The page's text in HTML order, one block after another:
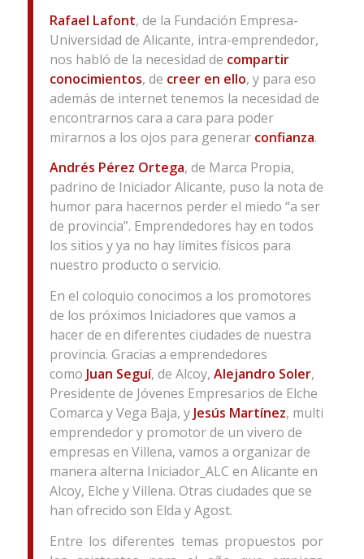
Rafael Lafont, de la Fundación Empresa-
Universidad de Alicante, intra-emprendedor,
nos habló de la necesidad de compartir
conocimientos, de creer en ello, y para eso
además de internet tenemos la necesidad de
encontrarnos cara a cara para poder
mirarnos a los ojos para generar confianza.
Andrés Pérez Ortega, de Marca Propia,
padrino de Iniciador Alicante, puso la nota de
humor para hacernos perder el miedo “a ser
de provincia”. Emprendedores hay en todos
los sitios y ya no hay límites físicos para
nuestro producto o servicio.
En el coloquio conocimos a los promotores
de los próximos Iniciadores que vamos a
hacer de en diferentes ciudades de nuestra
provincia. Gracias a emprendedores
como Juan Seguí, de Alcoy, Alejandro Soler,
Presidente de Jóvenes Empresarios de Elche
Comarca y Vega Baja, y Jesús Martínez, multi
emprendedor y promotor de un vivero de
empresas en Villena, vamos a organizar de
manera alterna Iniciador_ALC en Alicante en
Alcoy, Elche y Villena. Otras ciudades que se
han ofrecido son Elda y Agost.
Entre los diferentes temas propuestos por